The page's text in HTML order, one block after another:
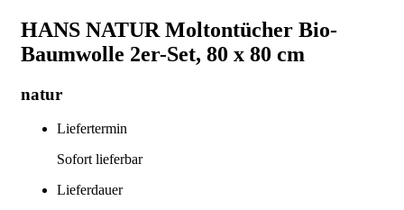
HANS NATUR Moltontücher Bio-
Baumwolle 2er-Set, 80 x 80 cm
natur
Liefertermin
Sofort lieferbar
Lieferdauer